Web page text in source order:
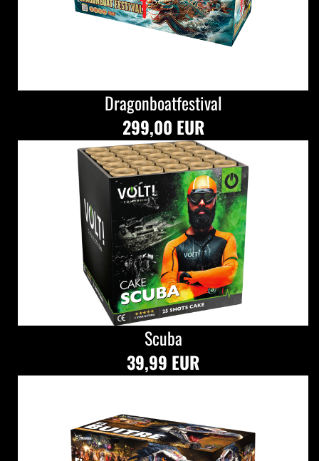
Dragonboatfestival
299,00 EUR
Scuba
39,99 EUR